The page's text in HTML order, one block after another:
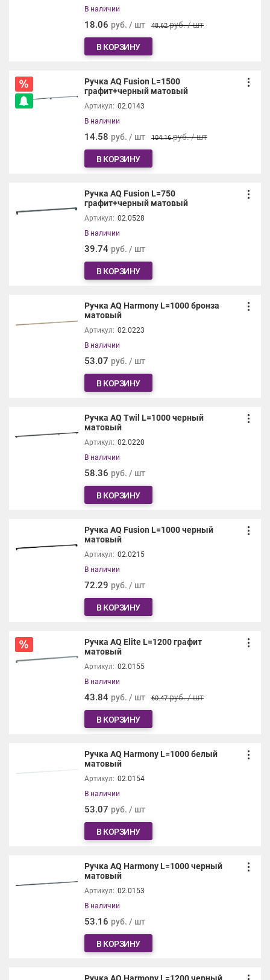
В наличии
18.06 руб. / шт 48.62руб. / шт
В КОРЗИНУ
Ручка AQ Fusion L=1500
графит+черный матовый
Артикул: 02.0143
В наличии
14.58 руб. / шт 104.16руб. / шт
В КОРЗИНУ
Ручка AQ Fusion L=750
графит+черный матовый
Артикул: 02.0528
В наличии
39.74 руб. / шт
В КОРЗИНУ
Ручка AQ Harmony L=1000 бронза
матовый
Артикул: 02.0223
В наличии
53.07 руб. / шт
В КОРЗИНУ
Ручка AQ Twil L=1000 черный
матовый
Артикул: 02.0220
В наличии
58.36 руб. / шт
В КОРЗИНУ
Ручка AQ Fusion L=1000 черный
матовый
Артикул: 02.0215
В наличии
72.29 руб. / шт
В КОРЗИНУ
Ручка AQ Elite L=1200 графит
матовый
Артикул: 02.0155
В наличии
43.84 руб. / шт 60.47руб. / шт
В КОРЗИНУ
Ручка AQ Harmony L=1000 белый
матовый
Артикул: 02.0154
В наличии
53.07 руб. / шт
В КОРЗИНУ
Ручка AQ Harmony L=1000 черный
матовый
Артикул: 02.0153
В наличии
53.16 руб. / шт
В КОРЗИНУ
Ручка AQ Harmony L=1200 черный